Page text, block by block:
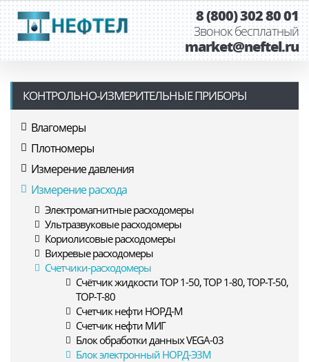
8 (800) 302 80 01
Звонок бесплатный
market@neftel.ru
КОНТРОЛЬНО-ИЗМЕРИТЕЛЬНЫЕ ПРИБОРЫ
Влагомеры
Плотномеры
Измерение давления
Измерение расхода
Электромагнитные расходомеры
Ультразвуковые расходомеры
Кориолисовые расходомеры
Вихревые расходомеры
Счетчики-расходомеры
Счётчик жидкости ТОР 1-50, ТОР 1-80, ТОР-Т-50,
ТОР-Т-80
Счетчик нефти НОРД-М
Счетчик нефти МИГ
Блок обработки данных VEGA-03
Блок электронный НОРД-Э3М